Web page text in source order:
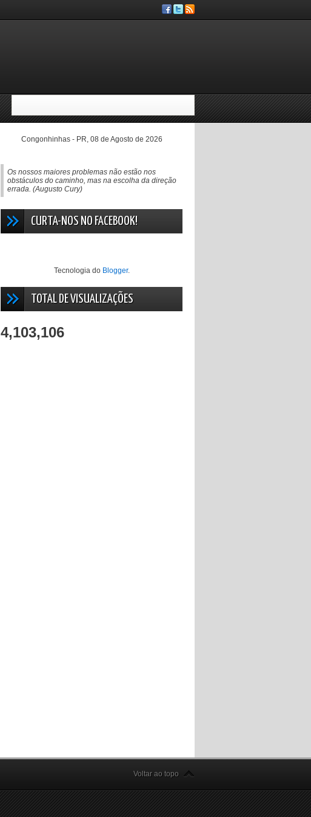
Congonhinhas - PR, 08 de Agosto de 2026
Os nossos maiores problemas não estão nos
obstáculos do caminho, mas na escolha da direção
errada. (Augusto Cury)
CURTA-NOS NO FACEBOOK!
Tecnologia do Blogger.
TOTAL DE VISUALIZAÇÕES
4,103,106
Voltar ao topo